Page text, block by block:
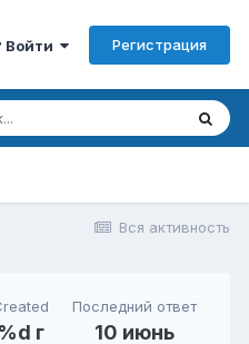
Войти Регистрация
Вся активность
%d г
Последний ответ
10 июнь